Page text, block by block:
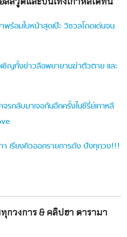
พร้อมใบหน้าสุดเป๊ะ วิชวลโดดเด่นจน
ชิญทั้งข่าวลือพยายามฆ่าตัวตาย และ
รกลับมาเจอกันอีกครั้งในซีรี่ย์เกาหลี
า เรียงคิวออกรายการดัง ปังทุกวง!!!
กวงการ & คลิปฮา ดารามา